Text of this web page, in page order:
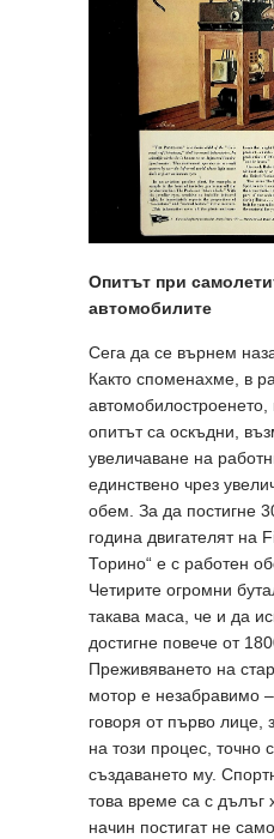
Опитът при
автомобилите
Сега да се върнем
Както споменахме, в
автомобилостроенето,
опитът са оскъдни,
увеличаване на
единствено чрез
обем. За да постигне
година двигателят на
Торино“ е с работен
Четирите огромни
такава маса, че и да
достигне повече от
Преживяването на
мотор е незабравимо
говоря от първо лице,
на този процес, точно
създаването му.
това време са с дълъг
начин постигат не